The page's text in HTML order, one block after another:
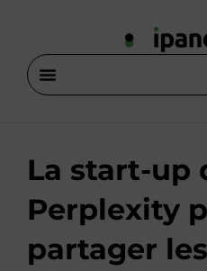
La start-up
Perplexity
partager